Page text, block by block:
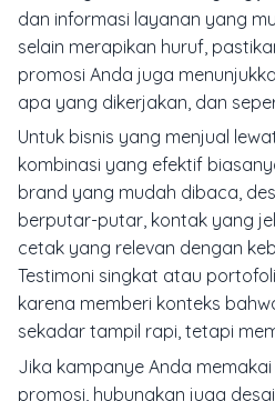
dan informasi layanan yang
selain merapikan huruf,
promosi Anda juga
apa yang dikerjakan, dan
Untuk bisnis yang menjual
kombinasi yang efektif
brand yang mudah dibaca,
berputar-putar, kontak yang
cetak yang relevan dengan
Testimoni singkat atau
karena memberi konteks
sekadar tampil rapi, tetapi
Jika kampanye Anda
promosi, hubungkan juga